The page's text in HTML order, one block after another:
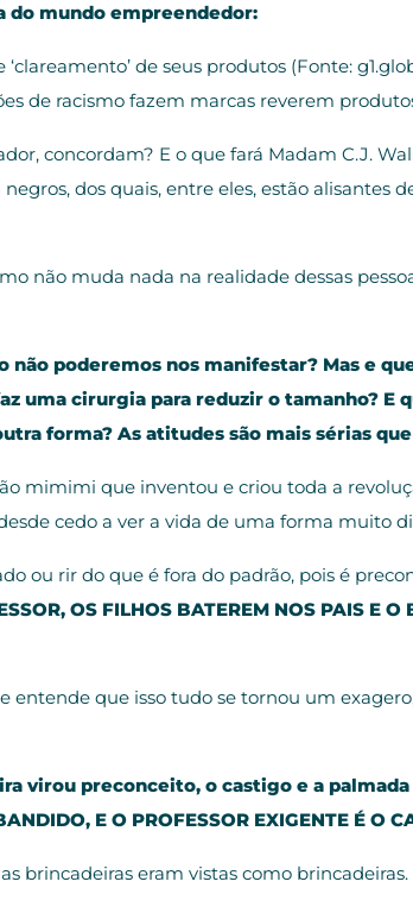
do mundo empreendedor:
de seus produtos (Fonte:
de racismo fazem marcas reverem
concordam? E o que fará Madam C.J.
dos quais, entre eles, estão alisantes
não muda nada na realidade dessas
não poderemos nos manifestar? Mas e
uma cirurgia para reduzir o tamanho? E
forma? As atitudes são mais sérias que
mimimi que inventou e criou toda a
cedo a ver a vida de uma forma muito
ou rir do que é fora do padrão, pois é
OS FILHOS BATEREM NOS PAIS E
que isso tudo se tornou um
virou preconceito, o castigo e a
E O PROFESSOR EXIGENTE É O
brincadeiras eram vistas como